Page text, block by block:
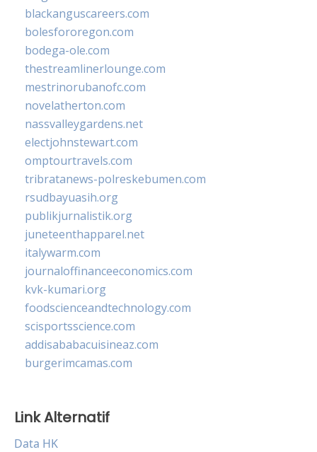
blackanguscareers.com
bolesfororegon.com
bodega-ole.com
thestreamlinerlounge.com
mestrinorubanofc.com
novelatherton.com
nassvalleygardens.net
electjohnstewart.com
omptourtravels.com
tribratanews-polreskebumen.com
rsudbayuasih.org
publikjurnalistik.org
juneteenthapparel.net
italywarm.com
journaloffinanceeconomics.com
kvk-kumari.org
foodscienceandtechnology.com
scisportsscience.com
addisababacuisineaz.com
burgerimcamas.com
Link Alternatif
Data HK